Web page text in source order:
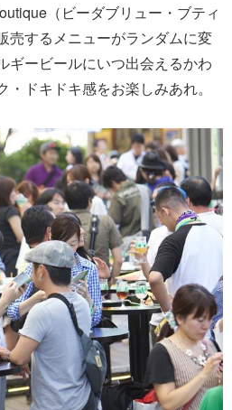
（ビーダブリュー・ブティ
売するメニューがランダムに変
ギービールにいつ出会えるかわ
ドキドキ感をお楽しみあれ。